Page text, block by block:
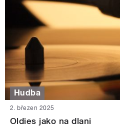
Hudba
2. březen 2025
Oldies jako na dlani